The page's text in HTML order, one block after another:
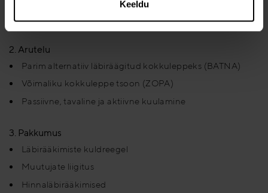
Keeldu
2. Arutelu
Parim alternatiiv läbiräägitud kokkuleppeks (BATNA)
Võimaliku kokkuleppe tsoon (ZOPA)
Passiivne, tavaline ja aktiivne kuulamine
3. Pakkumus
Läbirääkimiste kuldreegel
Muutujate liigitus
Hinnaläbirääkimised